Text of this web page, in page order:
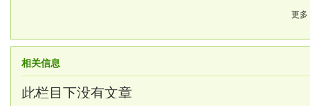
更多
相关信息
此栏目下没有文章